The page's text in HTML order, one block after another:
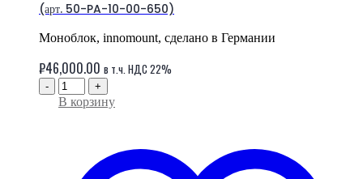
(арт. 50-PA-10-00-650)
Моноблок, innomount, сделано в Германии
₽46,000.00 в т.ч. НДС 22%
- +
В корзину